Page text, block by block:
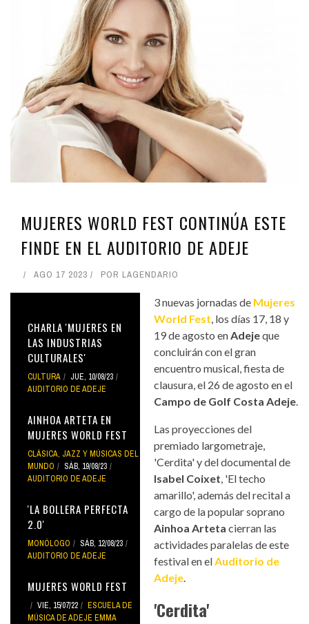
MUJERES WORLD FEST CONTINÚA ESTE
FINDE EN EL AUDITORIO DE ADEJE
AGO 17 2023 POR LAGENDARIO
CHARLA 'MUJERES EN
LAS INDUSTRIAS
CULTURALES'
CULTURA
JUE, 10/08/23
AUDITORIO DE ADEJE
AINHOA ARTETA EN
MUJERES WORLD FEST
CLÁSICA, JAZZ Y MÚSICAS DEL
MUNDO
SÁB, 19/08/23
AUDITORIO DE ADEJE
'LA BOLLERA PERFECTA
2.0'
MONÓLOGO
SÁB, 12/08/23
AUDITORIO DE ADEJE
MUJERES WORLD FEST
VIE, 15/07/22
ESCUELA DE
MÚSICA DE ADEJE EMMA
3 nuevas jornadas de Mujeres
World Fest, los días 17, 18 y
19 de agosto enAdejeque
concluirán con el gran
encuentro musical, fiesta de
clausura, el 26 de agosto en el
Campo de Golf Costa Adeje.
Las proyecciones del
premiado largometraje,
'Cerdita' y del documental de
Isabel Coixet, 'El techo
amarillo', además del recital a
cargo de la popular soprano
Ainhoa Arteta cierran las
actividades paralelas de este
festival en elAuditorio de
Adeje.
'Cerdita'